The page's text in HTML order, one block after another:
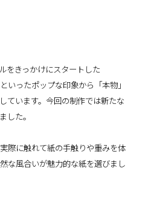
をきっかけにスタートした
ったポップな印象から「本物」
ています。今回の制作では新たな
した。
際に触れて紙の手触りや重みを体
な風合いが魅力的な紙を選びまし